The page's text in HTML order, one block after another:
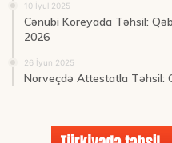
10 İyul 2025
Cənubi Koreyada Təhsil:
2026
26 İyun 2025
Norveçdə Attestatla Təhsil: